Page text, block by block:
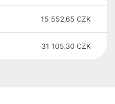
15 552,65 CZK
31 105,30 CZK